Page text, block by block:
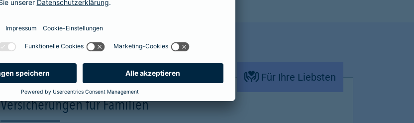
Für Ihre Liebsten
Versicherungen für Familien